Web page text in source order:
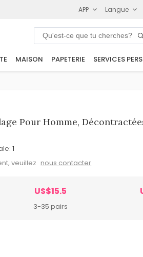
APP Langue
MAISON PAPETERIE SERVICES
Pour Homme,
1
veuillez nous contacter
US$15.5
3-35 pairs